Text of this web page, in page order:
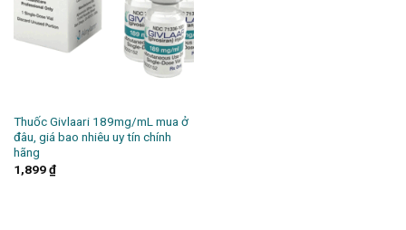
Thuốc Givlaari 189mg/mL mua ở
đâu, giá bao nhiêu uy tín chính
hãng
1,899₫